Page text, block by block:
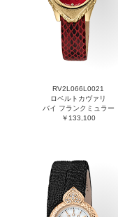
RV2L066L0021
ロベルトカヴァリ
バイ フランクミュラー
￥133,100